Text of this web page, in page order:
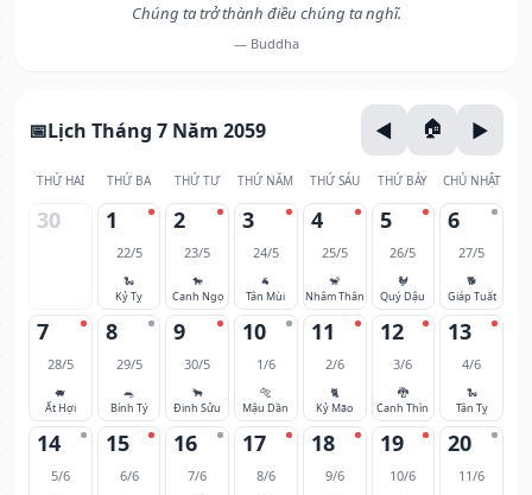
Chúng ta trở thành điều chúng ta nghĩ.
— Buddha
Lịch Tháng 7 Năm 2059
THỨ HAI THỨ BA THỨ TƯ THỨ NĂM THỨ SÁU THỨ BẢY CHỦ NHẬT
30 1
22/5
🐍
Kỷ Tỵ
2
23/5
🐎
Canh Ngọ
3
24/5
🐐
Tân Mùi
4
25/5
🐒
Nhâm Thân
5
26/5
🐓
Quý Dậu
6
27/5
🐕
Giáp Tuất
7
28/5
🐖
Ất Hợi
8
29/5
🐀
Bính Tý
9
30/5
🐂
Đinh Sửu
10
1/6
🐅
Mậu Dần
11
2/6
🐈
Kỷ Mão
12
3/6
🐉
Canh Thìn
13
4/6
🐍
Tân Tỵ
14
5/6
15
6/6
16
7/6
17
8/6
18
9/6
19
10/6
20
11/6